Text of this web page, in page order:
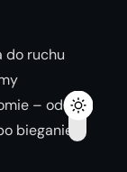
do ruchu
– od
bieganie